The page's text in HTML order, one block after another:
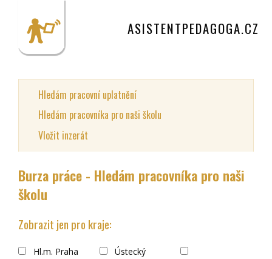
ASISTENTPEDAGOGA.CZ
Hledám pracovní uplatnění
Hledám pracovníka pro naši školu
Vložit inzerát
Burza práce - Hledám pracovníka pro naši
školu
Zobrazit jen pro kraje:
Hl.m. Praha
Ústecký